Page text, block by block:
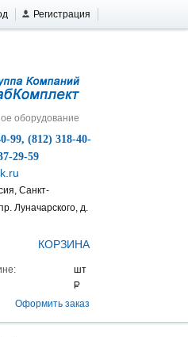
Регистрация
оборудование
99, (812) 318-40-
29-59
Санкт-
Луначарского, д.
КОРЗИНА
Оформить заказ